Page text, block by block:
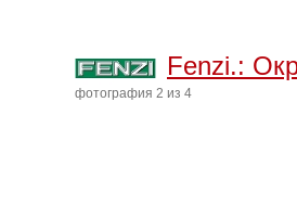
Fenzi.:
фотография 2 из 4